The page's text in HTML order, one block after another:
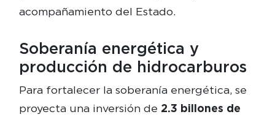
acompañamiento del Estado.
Soberanía energética y
producción de hidrocarburos
Para fortalecer la soberanía energética, se
proyecta una inversión de 2.3 billones de